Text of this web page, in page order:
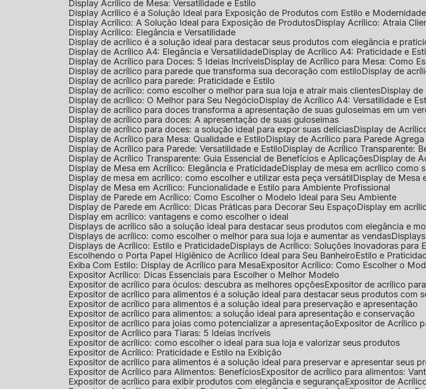
Display Acrílico de Mesa: Versatilidade e Estilo
Display Acrílico é a Solução Ideal para Exposição de Produtos com Estilo e Modernidade
Display Acrílico: A Solução Ideal para Exposição de Produtos
Display Acrílico: Atraia
Display Acrílico: Elegância e Versatilidade
Display de acrílico é a solução ideal para destacar seus produtos com elegância e
Display de Acrílico A4: Elegância e Versatilidade
Display de Acrílico A4: Praticidade e
Display de Acrílico para Doces: 5 Ideias Incríveis
Display de Acrílico para Mesa: Como
Display de acrílico para parede que transforma sua decoração com estilo
Display de
Display de acrílico para parede: Praticidade e Estilo
Display de acrílico: como escolher o melhor para sua loja e atrair mais clientes
Display
Display de acrílico: O Melhor para Seu Negócio
Display de Acrílico A4: Versatilidade e
Display de acrílico para doces transforma a apresentação de suas guloseimas em um
Display de acrílico para doces: A apresentação de suas guloseimas
Display de acrílico para doces: a solução ideal para expor suas delícias
Display de
Display de Acrílico para Mesa: Qualidade e Estilo
Display de Acrílico para Parede
Display de Acrílico para Parede: Versatilidade e Estilo
Display de Acrílico Transparente:
Display de Acrílico Transparente: Guia Essencial de Benefícios e Aplicações
Display de
Display de Mesa em Acrílico: Elegância e Praticidade
Display de mesa em acrílico
Display de mesa em acrílico: como escolher e utilizar esta peça versátil
Display de
Display de Mesa em Acrílico: Funcionalidade e Estilo para Ambiente Profissional
Display de Parede em Acrílico: Como Escolher o Modelo Ideal para Seu Ambiente
Display de Parede em Acrílico: Dicas Práticas para Decorar Seu Espaço
Display em
Display em acrílico: vantagens e como escolher o ideal
Displays de acrílico são a solução ideal para destacar seus produtos com elegância e
Displays de acrílico: como escolher o melhor para sua loja e aumentar as vendas
Displays de Acrílico: Estilo e Praticidade
Displays de Acrílico: Soluções Inovadoras para
Escolhendo o Porta Papel Higiênico de Acrílico Ideal para Seu Banheiro
Estilo e
Exiba Com Estilo: Display de Acrílico para Mesa Expositor Acrílico: Como Escolher o
Expositor Acrílico: Dicas Essenciais para Escolher o Melhor Modelo
Expositor de acrílico para óculos: descubra as melhores opções Expositor de acrílico
Expositor de acrílico para alimentos é a solução ideal para destacar seus produtos com
Expositor de acrílico para alimentos é a solução ideal para preservação e apresentação
Expositor de acrílico para alimentos: a solução ideal para apresentação e conservação
Expositor de acrílico para joias como potencializar a apresentação Expositor de Acrílico
Expositor de Acrílico para Tiaras: 5 Ideias Incríveis
Expositor de acrílico: como escolher o ideal para sua loja e valorizar seus produtos
Expositor de Acrílico: Praticidade e Estilo na Exibição
Expositor de acrílico para alimentos é a solução ideal para preservar e apresentar seus
Expositor de Acrílico para Alimentos: Benefícios Expositor de acrílico para alimentos:
Expositor de acrílico para exibir produtos com elegância e segurança Expositor de